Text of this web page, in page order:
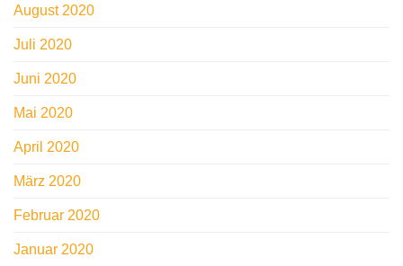
August 2020
Juli 2020
Juni 2020
Mai 2020
April 2020
März 2020
Februar 2020
Januar 2020